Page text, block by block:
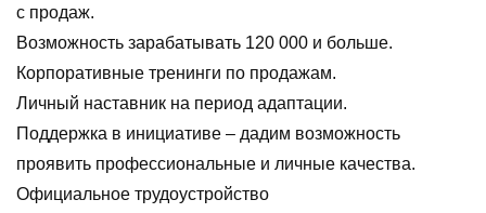
с продаж.
Возможность зарабатывать 120 000 и больше.
Корпоративные тренинги по продажам.
Личный наставник на период адаптации.
Поддержка в инициативе – дадим возможность
проявить профессиональные и личные качества.
Официальное трудоустройство